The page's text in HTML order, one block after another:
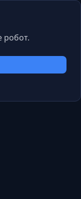
робот.